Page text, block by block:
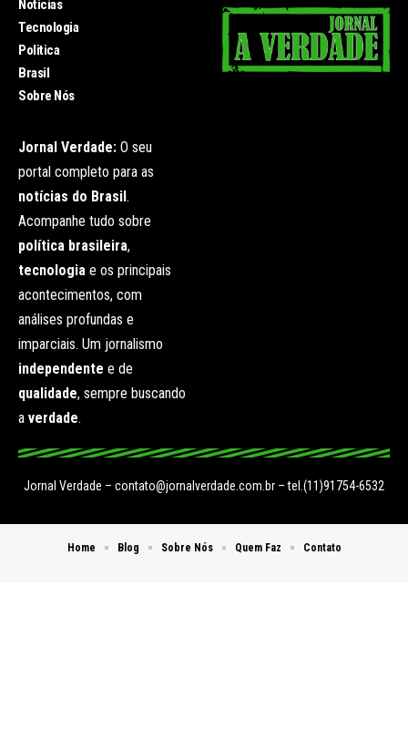
Noticias
Tecnologia
Politica
Brasil
Sobre Nós
Jornal Verdade: O seu
portal completo para as
notícias do Brasil .
Acompanhe tudo sobre
política brasileira,
tecnologia e os principais
acontecimentos, com
análises profundas e
imparciais. Um jornalismo
independente e de
qualidade, sempre buscando
a verdade.
Jornal Verdade – contato@jornalverdade.com.br – tel.(11)91754-6532
Home Blog Sobre Nós Quem Faz Contato